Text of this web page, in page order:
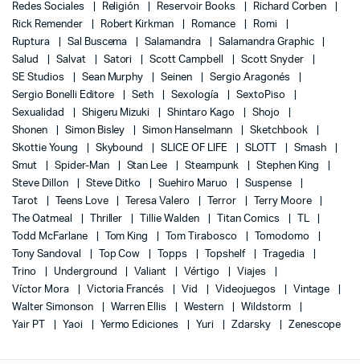
Redes Sociales
Religión Reservoir Books
Richard Corben
Rick Remender
Robert Kirkman Romance
Romi
Ruptura
Sal Buscema Salamandra
Salamandra Graphic
Salud
Salvat Satori Scott Campbell
Scott Snyder
SE Studios
Sean Murphy Seinen
Sergio Aragonés
Sergio Bonelli Editore
Seth Sexología
SextoPiso
Sexualidad
Shigeru Mizuki Shintaro Kago
Shojo
Shonen
Simon Bisley Simon Hanselmann
Sketchbook
Skottie Young
Skybound SLICE OF LIFE SLOTT
Smash
Smut
Spider-Man Stan Lee Steampunk
Stephen King
Steve Dillon
Steve Ditko Suehiro Maruo
Suspense
Tarot
Teens Love Teresa Valero Terror
Terry Moore
The Oatmeal
Thriller Tillie Walden Titan Comics
TL
Todd McFarlane
Tom King Tom Tirabosco
Tomodomo
Tony Sandoval
Top Cow Topps Topshelf
Tragedia
Trino
Underground Valiant Vértigo
Viajes
Víctor Mora
Victoria Francés Vid Videojuegos
Vintage
Walter Simonson
Warren Ellis Western
Wildstorm
Yair PT
Yaoi Yermo Ediciones Yuri Zdarsky Zenescope